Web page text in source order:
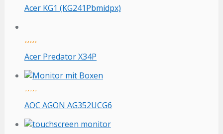
Acer KG1 (KG241Pbmidpx)
Acer Predator X34P
AOC AGON AG352UCG6